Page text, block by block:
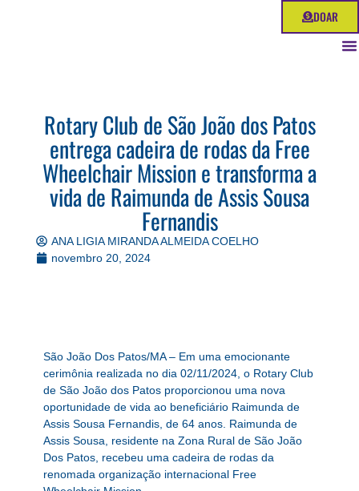
DOAR
Rotary Club de São João dos Patos
entrega cadeira de rodas da Free
Wheelchair Mission e transforma a
vida de Raimunda de Assis Sousa
Fernandis
ANA LIGIA MIRANDA ALMEIDA COELHO
novembro 20, 2024
São João Dos Patos/MA – Em uma emocionante
cerimônia realizada no dia 02/11/2024, o Rotary Club
de São João dos Patos proporcionou uma nova
oportunidade de vida ao beneficiário Raimunda de
Assis Sousa Fernandis, de 64 anos. Raimunda de
Assis Sousa, residente na Zona Rural de São João
Dos Patos, recebeu uma cadeira de rodas da
renomada organização internacional Free